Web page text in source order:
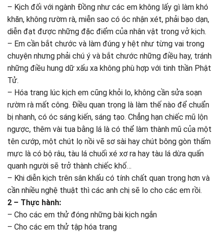
– Kịch đối với ngành Đồng như các em không lấy gì làm khó
khăn, không rườm rà, miễn sao có óc nhận xét, phải bạo dạn,
diễn đạt được những đặc điểm của nhân vật trong vở kịch.
– Em cần bắt chước và làm đúng y hệt như từng vai trong
chuyện nhưng phải chú ý và bắt chước những điều hay, tránh
những điều hung dữ xấu xa không phù hợp với tinh thần Phật
Tử.
– Hóa trang lúc kịch em cũng khỏi lo, không cần sửa soạn
rườm rà mất công. Điều quan trọng là làm thế nào để chuẩn
bị nhanh, có óc sáng kiến, sáng tạo. Chẳng hạn chiếc mũ lộn
ngược, thêm vài tua bằng lá là có thể làm thành mũ của một
tên cướp, một chút lọ nồi vẽ sơ sài hay chút bông gòn thấm
mực là có bộ râu, tàu lá chuối xé xơ ra hay tàu lá dừa quấn
quanh người sẽ trở thành chiếc khố…
– Khi diễn kịch trên sân khấu có tính chất quan trọng hơn và
cần nhiều nghệ thuật thì các anh chị sẽ lo cho các em rồi.
2 – Thực hành:
– Cho các em thử đóng những bài kịch ngắn
– Cho các em thử tập hóa trang